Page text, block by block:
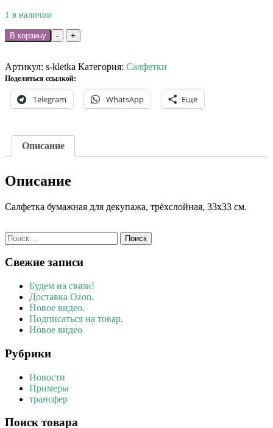
1 в наличии
-
Количество
товара
Клетка
диагональ
(синяя).
+
В корзину
Артикул: s-kletka Категория: Салфетки
Поделиться ссылкой:
Telegram WhatsApp Ещё
Описание
Описание
Салфетка бумажная для декупажа, трёхслойная, 33х33 см.
Найти:
Свежие записи
Будем на связи!
Доставка Ozon.
Новое видео.
Подписаться на товар.
Новое видео
Рубрики
Новости
Примеры
трансфер
Поиск товара